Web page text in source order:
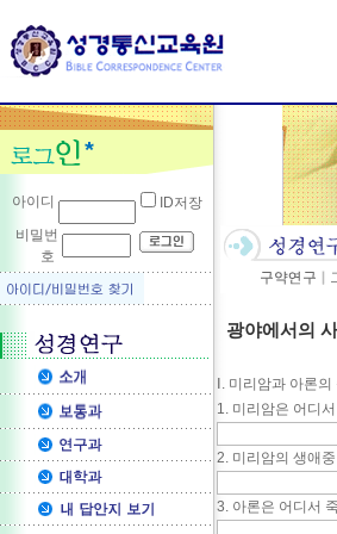
아이디
ID저장
비밀번
호
광야에서의
Ⅰ. 미리암과 아론
1. 미리암은 어디
2. 미리암의 생애
3. 아론은 어디서